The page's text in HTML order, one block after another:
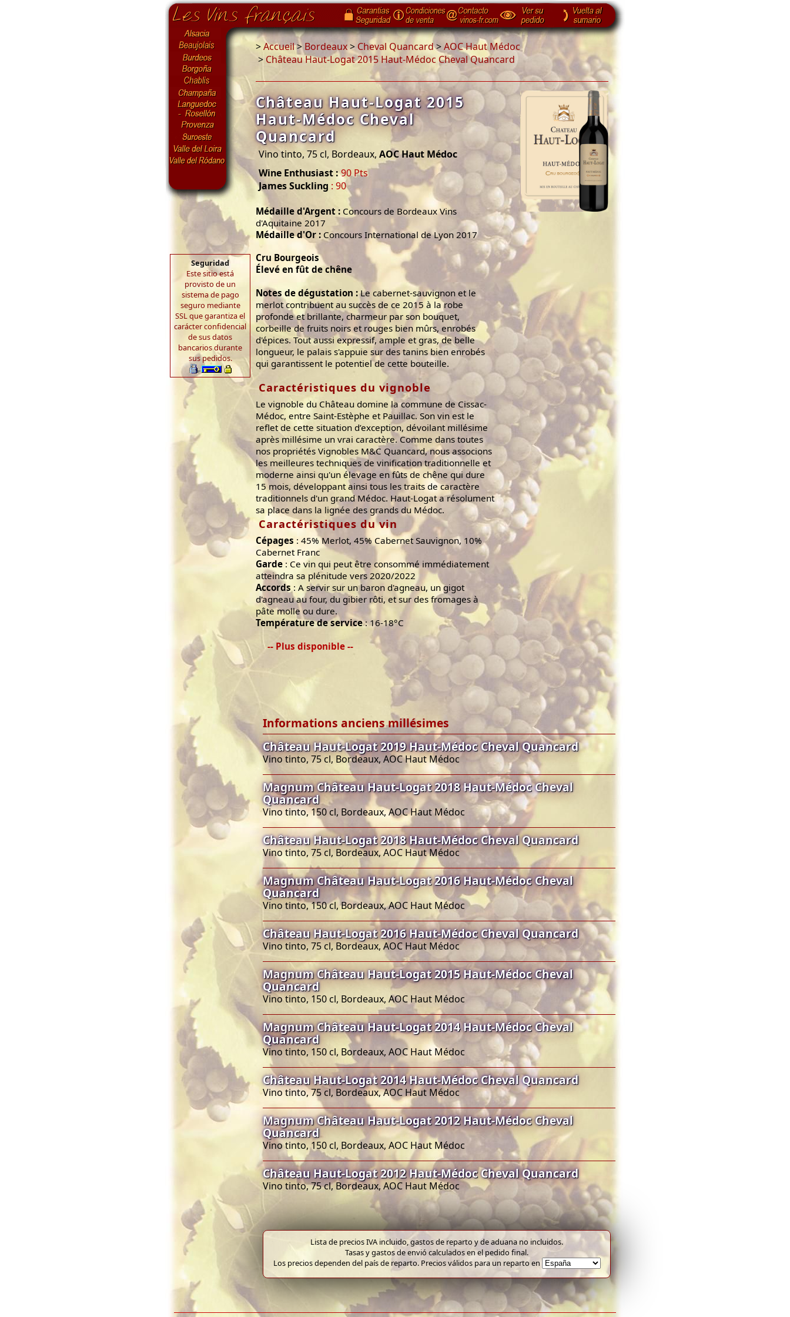
Seguridad
Este sitio está
provisto de un
sistema de pago
seguro mediante
SSL que garantiza el
carácter confidencial
de sus datos
bancarios durante
sus pedidos.
>Accueil>Bordeaux> Cheval Quancard>AOC Haut Médoc
> Château Haut-Logat 2015 Haut-Médoc Cheval Quancard
Château Haut-Logat 2015
Haut-Médoc Cheval
Quancard
Vino tinto, 75 cl, Bordeaux, AOC Haut Médoc
Wine Enthusiast :90 Pts
James Suckling : 90
Médaille d'Argent : Concours de Bordeaux Vins
d'Aquitaine 2017
Médaille d'Or : Concours International de Lyon 2017
Cru Bourgeois
Élevé en fût de chêne
Notes de dégustation :Le cabernet-sauvignon et le
merlot contribuent au succès de ce 2015 à la robe
profonde et brillante, charmeur par son bouquet,
corbeille de fruits noirs et rouges bien mûrs, enrobés
d'épices. Tout aussi expressif, ample et gras, de belle
longueur, le palais s'appuie sur des tanins bien enrobés
qui garantissent le potentiel de cette bouteille.
Caractéristiques du vignoble
Le vignoble du Château domine la commune de Cissac-
Médoc, entre Saint-Estèphe et Pauillac. Son vin est le
reflet de cette situation d’exception, dévoilant millésime
après millésime un vrai caractère. Comme dans toutes
nos propriétés Vignobles M&C Quancard, nous associons
les meilleures techniques de vinification traditionnelle et
moderne ainsi qu'un élevage en fûts de chêne qui dure
15 mois, développant ainsi tous les traits de caractère
traditionnels d'un grand Médoc. Haut-Logat a résolument
sa place dans la lignée des grands du Médoc.
Caractéristiques du vin
Cépages : 45% Merlot, 45% Cabernet Sauvignon, 10%
Cabernet Franc
Garde : Ce vin qui peut être consommé immédiatement
atteindra sa plénitude vers 2020/2022
Accords : A servir sur un baron d'agneau, un gigot
d'agneau au four, du gibier rôti, et sur des fromages à
pâte molle ou dure.
Température de service: 16-18°C
-- Plus disponible --
Informations anciens millésimes
Château Haut-Logat 2019 Haut-Médoc Cheval Quancard
Vino tinto, 75 cl, Bordeaux, AOC Haut Médoc
Magnum Château Haut-Logat 2018 Haut-Médoc Cheval
Quancard
Vino tinto, 150 cl, Bordeaux, AOC Haut Médoc
Château Haut-Logat 2018 Haut-Médoc Cheval Quancard
Vino tinto, 75 cl, Bordeaux, AOC Haut Médoc
Magnum Château Haut-Logat 2016 Haut-Médoc Cheval
Quancard
Vino tinto, 150 cl, Bordeaux, AOC Haut Médoc
Château Haut-Logat 2016 Haut-Médoc Cheval Quancard
Vino tinto, 75 cl, Bordeaux, AOC Haut Médoc
Magnum Château Haut-Logat 2015 Haut-Médoc Cheval
Quancard
Vino tinto, 150 cl, Bordeaux, AOC Haut Médoc
Magnum Château Haut-Logat 2014 Haut-Médoc Cheval
Quancard
Vino tinto, 150 cl, Bordeaux, AOC Haut Médoc
Château Haut-Logat 2014 Haut-Médoc Cheval Quancard
Vino tinto, 75 cl, Bordeaux, AOC Haut Médoc
Magnum Château Haut-Logat 2012 Haut-Médoc Cheval
Quancard
Vino tinto, 150 cl, Bordeaux, AOC Haut Médoc
Château Haut-Logat 2012 Haut-Médoc Cheval Quancard
Vino tinto, 75 cl, Bordeaux, AOC Haut Médoc
Lista de precios IVA incluido, gastos de reparto y de aduana no incluidos.
Tasas y gastos de envió calculados en el pedido final.
Los precios dependen del país de reparto. Precios válidos para un reparto en